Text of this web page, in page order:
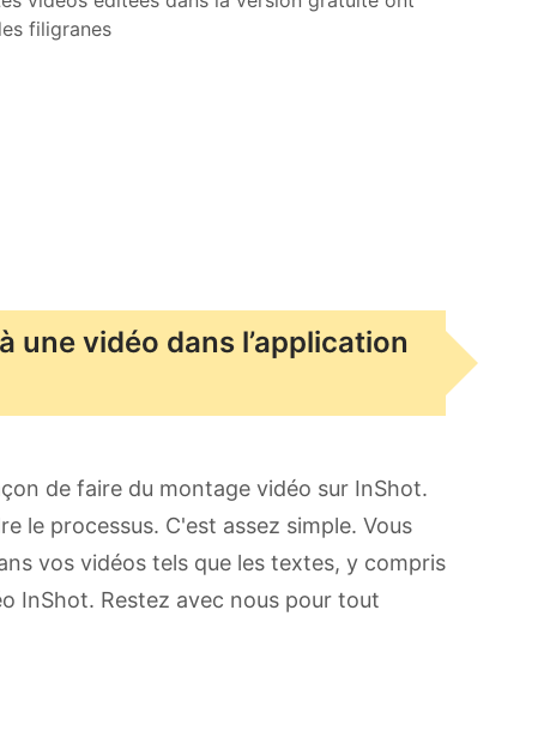
filigranes
une vidéo dans l’application
de faire du montage vidéo sur InShot.
le processus. C'est assez simple. Vous
vos vidéos tels que les textes, y compris
InShot. Restez avec nous pour tout